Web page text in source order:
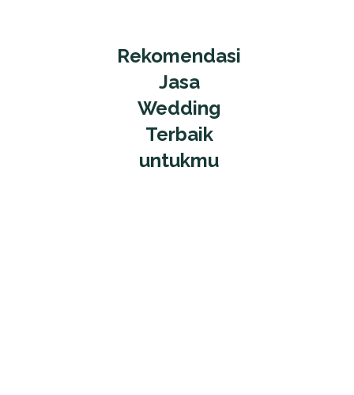
Rekomendasi
Jasa
Wedding
Terbaik
untukmu